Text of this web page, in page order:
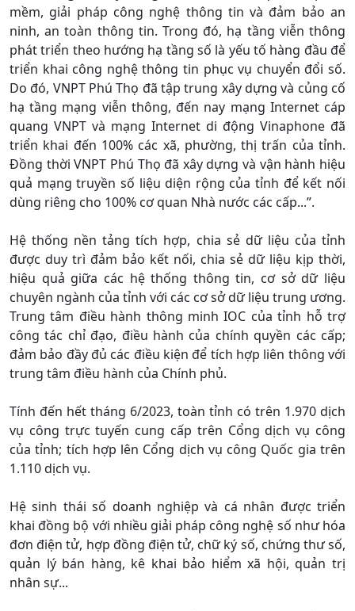
mềm, giải pháp công nghệ thông tin và đảm bảo an
ninh, an toàn thông tin. Trong đó, hạ tầng viễn thông
phát triển theo hướng hạ tầng số là yếu tố hàng đầu để
triển khai công nghệ thông tin phục vụ chuyển đổi số.
Do đó, VNPT Phú Thọ đã tập trung xây dựng và củng cố
hạ tầng mạng viễn thông, đến nay mạng Internet cáp
quang VNPT và mạng Internet di động Vinaphone đã
triển khai đến 100% các xã, phường, thị trấn của tỉnh.
Đồng thời VNPT Phú Thọ đã xây dựng và vận hành hiệu
quả mạng truyền số liệu diện rộng của tỉnh để kết nối
dùng riêng cho 100% cơ quan Nhà nước các cấp...”.
Hệ thống nền tảng tích hợp, chia sẻ dữ liệu của tỉnh
được duy trì đảm bảo kết nối, chia sẻ dữ liệu kịp thời,
hiệu quả giữa các hệ thống thông tin, cơ sở dữ liệu
chuyên ngành của tỉnh với các cơ sở dữ liệu trung ương.
Trung tâm điều hành thông minh IOC của tỉnh hỗ trợ
công tác chỉ đạo, điều hành của chính quyền các cấp;
đảm bảo đầy đủ các điều kiện để tích hợp liên thông với
trung tâm điều hành của Chính phủ.
Tính đến hết tháng 6/2023, toàn tỉnh có trên 1.970 dịch
vụ công trực tuyến cung cấp trên Cổng dịch vụ công
của tỉnh; tích hợp lên Cổng dịch vụ công Quốc gia trên
1.110 dịch vụ.
Hệ sinh thái số doanh nghiệp và cá nhân được triển
khai đồng bộ với nhiều giải pháp công nghệ số như hóa
đơn điện tử, hợp đồng điện tử, chữ ký số, chứng thư số,
quản lý bán hàng, kê khai bảo hiểm xã hội, quản trị
nhân sự...